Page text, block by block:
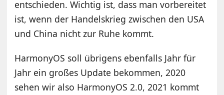
entschieden. Wichtig ist, dass man vorbereitet
ist, wenn der Handelskrieg zwischen den USA
und China nicht zur Ruhe kommt.
HarmonyOS soll übrigens ebenfalls Jahr für
Jahr ein großes Update bekommen, 2020
sehen wir also HarmonyOS 2.0, 2021 kommt